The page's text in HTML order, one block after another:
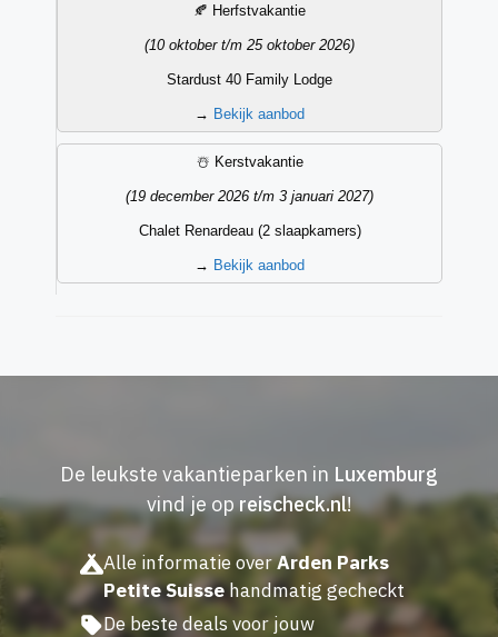
🍂 Herfstvakantie
(10 oktober t/m 25 oktober 2026)
Stardust 40 Family Lodge
→ Bekijk aanbod
☃️ Kerstvakantie
(19 december 2026 t/m 3 januari 2027)
Chalet Renardeau (2 slaapkamers)
→ Bekijk aanbod
De leukste vakantieparken in Luxemburg
vind je opreischeck.nl!
Alle informatie overArden Parks
Petite Suissehandmatig gecheckt
De beste deals voor jouw